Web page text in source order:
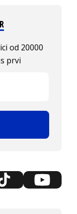
od 20000
prvi